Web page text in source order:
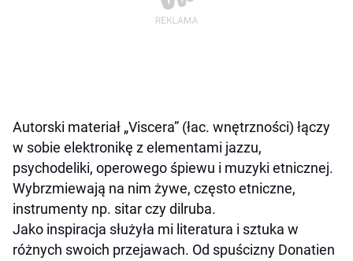
Autorski materiał „Viscera” (łac. wnętrzności) łączy
w sobie elektronikę z elementami jazzu,
psychodeliki, operowego śpiewu i muzyki etnicznej.
Wybrzmiewają na nim żywe, często etniczne,
instrumenty np. sitar czy dilruba.
Jako inspiracja służyła mi literatura i sztuka w
różnych swoich przejawach. Od spuścizny Donatien